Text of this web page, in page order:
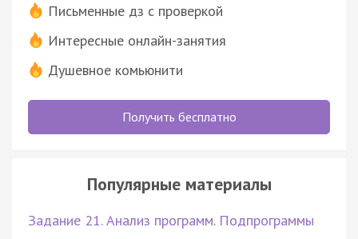
Письменные дз с проверкой
Интересные онлайн-занятия
Душевное комьюнити
Получить бесплатно
Популярные материалы
Задание 21. Анализ программ. Подпрограммы